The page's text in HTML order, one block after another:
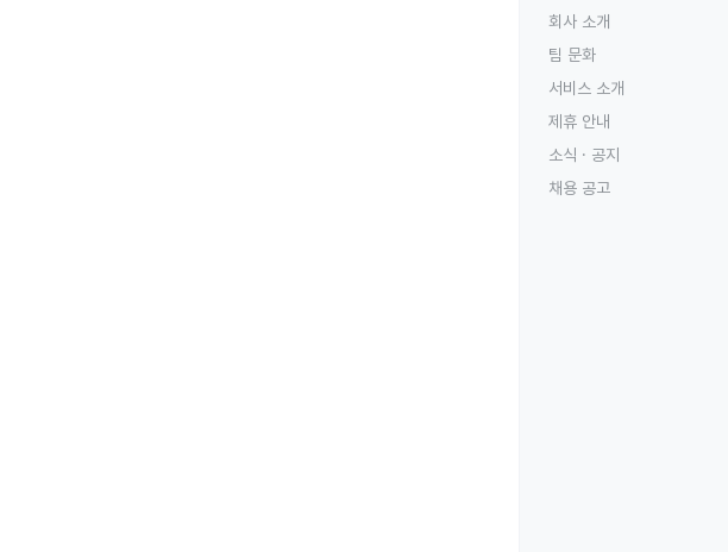
회사 소개
팀 문화
서비스 소개
제휴 안내
소식 · 공지
채용 공고